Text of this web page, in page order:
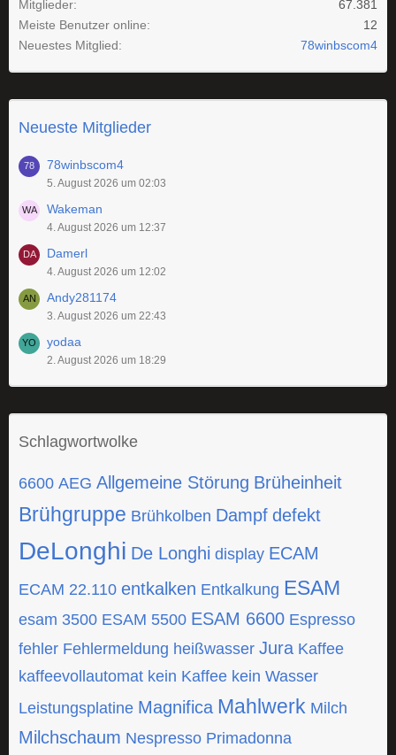
Mitglieder
67.381
Meiste Benutzer online
12
Neuestes Mitglied
78winbscom4
Neueste Mitglieder
78winbscom4
5. August 2026 um 02:03
Wakeman
4. August 2026 um 12:37
Damerl
4. August 2026 um 12:02
Andy281174
3. August 2026 um 22:43
yodaa
2. August 2026 um 18:29
Schlagwortwolke
6600 AEG Allgemeine Störung Brüheinheit
Brühgruppe Brühkolben Dampf defekt
DeLonghi De Longhi display ECAM
ECAM 22.110 entkalken Entkalkung ESAM
esam 3500 ESAM 5500 ESAM 6600 Espresso
fehler Fehlermeldung heißwasser Jura Kaffee
kaffeevollautomat kein Kaffee kein Wasser
Leistungsplatine Magnifica Mahlwerk Milch
Milchschaum Nespresso Primadonna